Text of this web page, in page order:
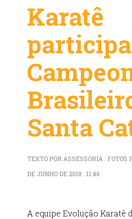
Karatê
Santa
TEXTO POR ASSESSORIA . FOTOS
DE JUNHO DE 2018 . 11:46
A equipe Evolução Karatê